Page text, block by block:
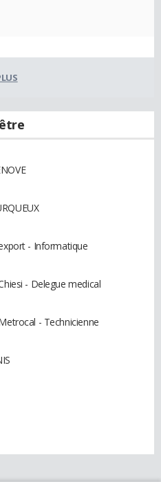
- Informatique
- Delegue medical
- Technicienne